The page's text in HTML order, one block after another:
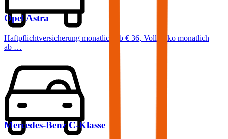
Opel Astra
Haftpflichtversicherung monatlich ab € 36, Vollkasko monatlich
ab …
Mercedes-Benz C-Klasse